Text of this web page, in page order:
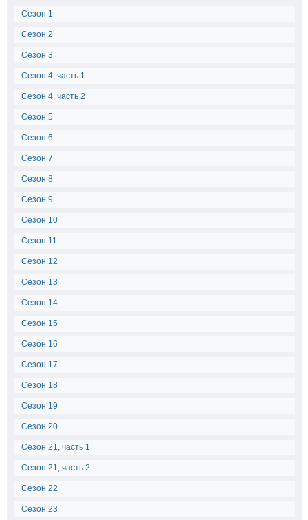
Сезон 1
Сезон 2
Сезон 3
Сезон 4, часть 1
Сезон 4, часть 2
Сезон 5
Сезон 6
Сезон 7
Сезон 8
Сезон 9
Сезон 10
Сезон 11
Сезон 12
Сезон 13
Сезон 14
Сезон 15
Сезон 16
Сезон 17
Сезон 18
Сезон 19
Сезон 20
Сезон 21, часть 1
Сезон 21, часть 2
Сезон 22
Сезон 23